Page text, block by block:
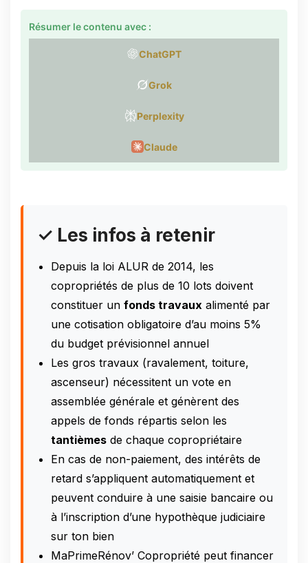
Résumer le contenu avec :
ChatGPT
Grok
Perplexity
Claude
✓ Les infos à retenir
Depuis la loi ALUR de 2014, les
copropriétés de plus de 10 lots doivent
constituer un fonds travaux alimenté par
une cotisation obligatoire d’au moins 5%
du budget prévisionnel annuel
Les gros travaux (ravalement, toiture,
ascenseur) nécessitent un vote en
assemblée générale et génèrent des
appels de fonds répartis selon les
tantièmes de chaque copropriétaire
En cas de non-paiement, des intérêts de
retard s’appliquent automatiquement et
peuvent conduire à une saisie bancaire ou
à l’inscription d’une hypothèque judiciaire
sur ton bien
MaPrimeRénov’ Copropriété peut financer